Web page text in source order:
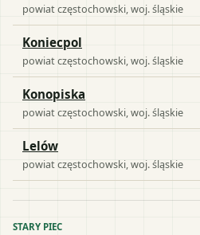
powiatczęstochowski , woj.śląskie
Koniecpol
powiatczęstochowski , woj.śląskie
Konopiska
powiatczęstochowski , woj.śląskie
Lelów
powiatczęstochowski , woj.śląskie
STARY PIEC